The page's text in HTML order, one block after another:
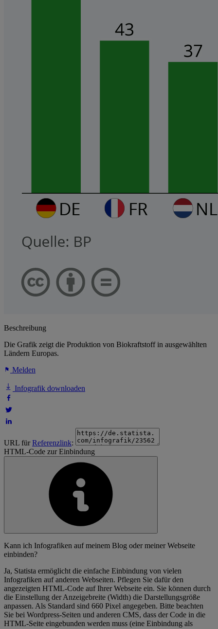
Beschreibung
Die Grafik zeigt die Produktion von Biokraftstoff in ausgewählten
Ländern Europas.
Melden
Infografik downloaden
URL fürReferenzlink:
HTML-Code zur Einbindung
Kann ich Infografiken auf meinem Blog oder meiner Webseite
einbinden?
Ja, Statista ermöglicht die einfache Einbindung von vielen
Infografiken auf anderen Webseiten. Pflegen Sie dafür den
angezeigten HTML-Code auf Ihrer Webseite ein. Sie können durch
die Einstellung der Anzeigebreite (Width) die Darstellungsgröße
anpassen. Als Standard sind 660 Pixel angegeben. Bitte beachten
Sie bei Wordpress-Seiten und anderen CMS, dass der Code in die
HTML-Seite eingebunden werden muss (eine Einbindung als